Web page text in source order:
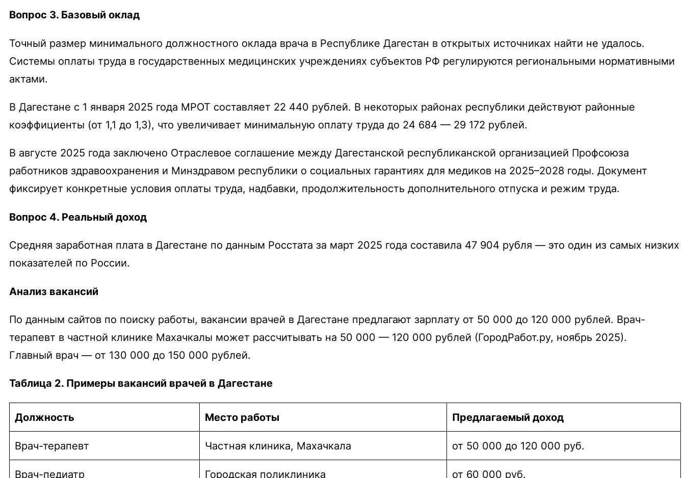
Вопрос 3. Базовый оклад
Точный размер минимального должностного оклада врача в Республике Дагестан в открытых источниках найти не удалось.
Системы оплаты труда в государственных медицинских учреждениях субъектов РФ регулируются региональными нормативными
актами.
В Дагестане с 1 января 2025 года МРОТ составляет 22 440 рублей. В некоторых районах республики действуют районные
коэффициенты (от 1,1 до 1,3), что увеличивает минимальную оплату труда до 24 684 — 29 172 рублей.
В августе 2025 года заключено Отраслевое соглашение между Дагестанской республиканской организацией Профсоюза
работников здравоохранения и Минздравом республики о социальных гарантиях для медиков на 2025–2028 годы. Документ
фиксирует конкретные условия оплаты труда, надбавки, продолжительность дополнительного отпуска и режим труда.
Вопрос 4. Реальный доход
Средняя заработная плата в Дагестане по данным Росстата за март 2025 года составила 47 904 рубля — это один из самых низких
показателей по России.
Анализ вакансий
По данным сайтов по поиску работы, вакансии врачей в Дагестане предлагают зарплату от 50 000 до 120 000 рублей. Врач-
терапевт в частной клинике Махачкалы может рассчитывать на 50 000 — 120 000 рублей (ГородРабот.ру, ноябрь 2025).
Главный врач — от 130 000 до 150 000 рублей.
Таблица 2. Примеры вакансий врачей в Дагестане
Должность Место работы Предлагаемый доход
Врач-терапевт Частная клиника, Махачкала от 50 000 до 120 000 руб.
Врач-педиатр Городская поликлиника от 60 000 руб.